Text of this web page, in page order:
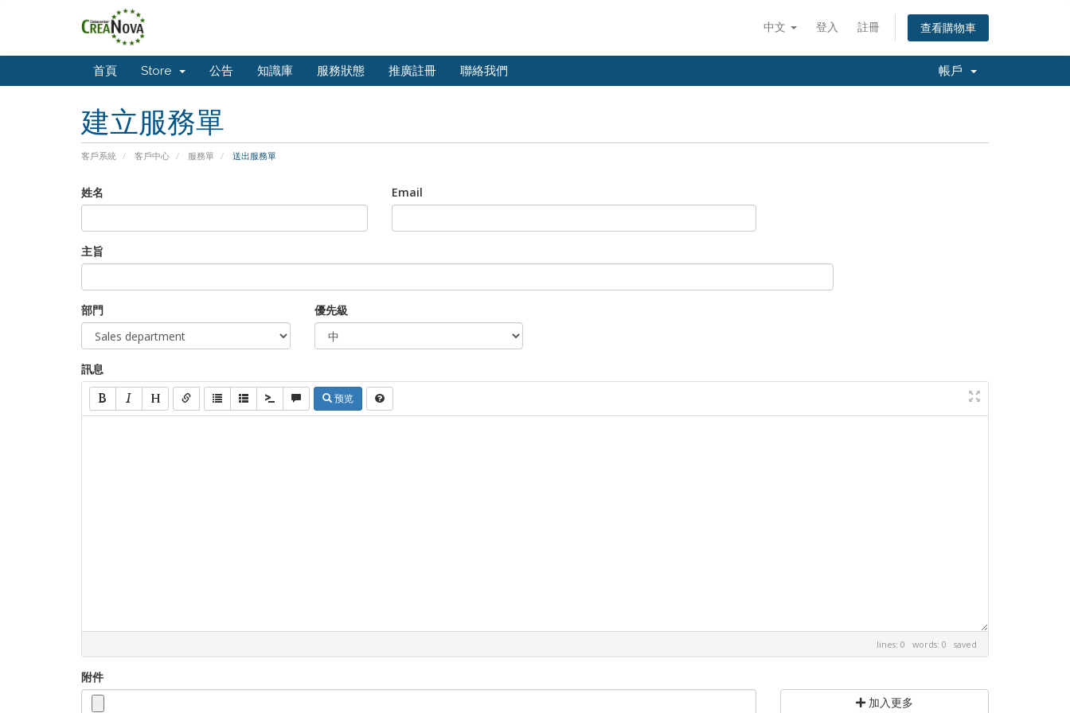
中文 登入 註冊 查看購物車
首頁 Store 公告 知識庫 服務狀態 推廣註冊 聯絡我們 帳戶
建立服務單
客戶系統 客戶中心 服務單 送出服務單
姓名 Email
主旨
部門 優先級
訊息
预览
lines: 0 words: 0 saved
附件
加入更多